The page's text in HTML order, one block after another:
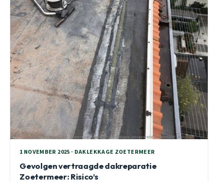
1 NOVEMBER 2025 · DAKLEKKAGE ZOETERMEER
Gevolgen vertraagde dakreparatie
Zoetermeer: Risico’s